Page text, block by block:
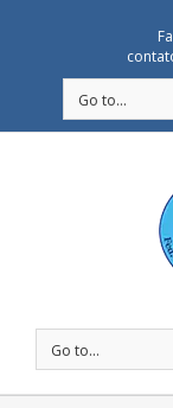
Go to...
Go to...